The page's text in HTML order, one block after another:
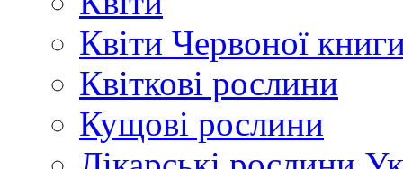
Квіти Червоної
Квіткові рослини
Кущові рослини